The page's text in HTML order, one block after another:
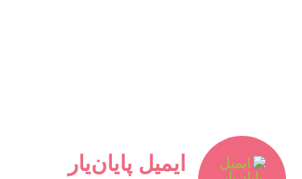
ایمیل پایان‌یار